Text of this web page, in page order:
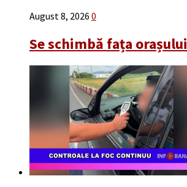
August 8, 2026 0
Se schimbă fața orașului